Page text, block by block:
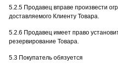
5.2.5 Продавец вправе произвести
доставляемого Клиенту Товара.
5.2.6 Продавец имеет право
резервирование Товара.
5.3 Покупатель обязуется